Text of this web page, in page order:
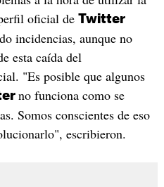
oficial de Twitter
incidencias, aunque no
esta caída del
"Es posible que algunos
no funciona como se
Somos conscientes de eso
escribieron.